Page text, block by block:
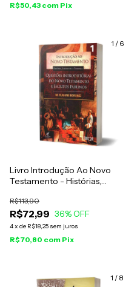
R$50,43 com Pix
1 / 6
Livro Introdução Ao Novo
Testamento - Histórias,
Eugene Boring - Vol. 1
R$72,99
R$113,90
36% OFF
4x de R$18,25 sem juros
R$70,80 com Pix
1 / 8